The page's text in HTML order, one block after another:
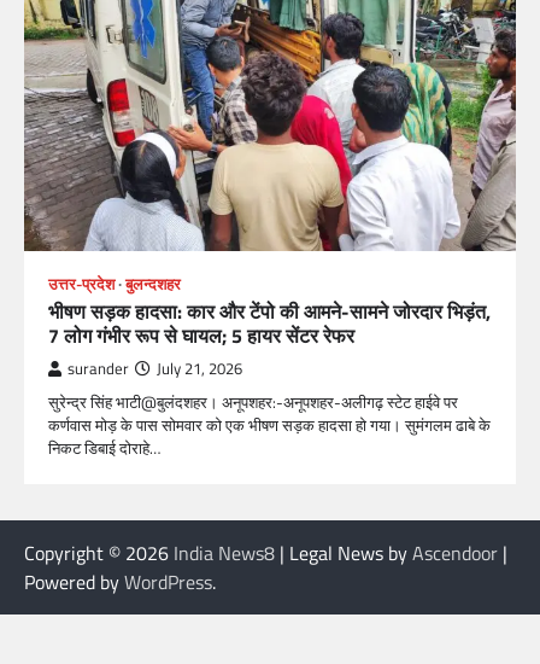
उत्तर-प्रदेश बुलन्दशहर
भीषण सड़क हादसा: कार और टेंपो की आमने-सामने जोरदार भिड़ंत,
7 लोग गंभीर रूप से घायल; 5 हायर सेंटर रेफर​
surander July 21, 2026
सुरेन्द्र सिंह भाटी@बुलंदशहर। अनूपशहर:-अनूपशहर-अलीगढ़ स्टेट हाईवे पर
कर्णवास मोड़ के पास सोमवार को एक भीषण सड़क हादसा हो गया। सुमंगलम ढाबे के
निकट डिबाई दोराहे…
Copyright © 2026 India News8 | Legal News byAscendoor |
Powered byWordPress.